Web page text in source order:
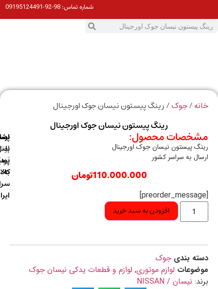
شماره تماس:98-92-09195124491
/جوک/ رینگ پیستون نیسان جوک اورجینال
رینگ پیستون نیسان جوک اورجینال
محصول:
پیستون نیسان جوک اورجینال
به سراسر کشور
110.000.000تومان
افزودن به سبد خرید
بندی جوک
لوازم موتوری,لوازم و قطعات یدکی نیسان جوک
نیسان / NISSAN
سراسر
اصالت
پشتیبانی
(واتس